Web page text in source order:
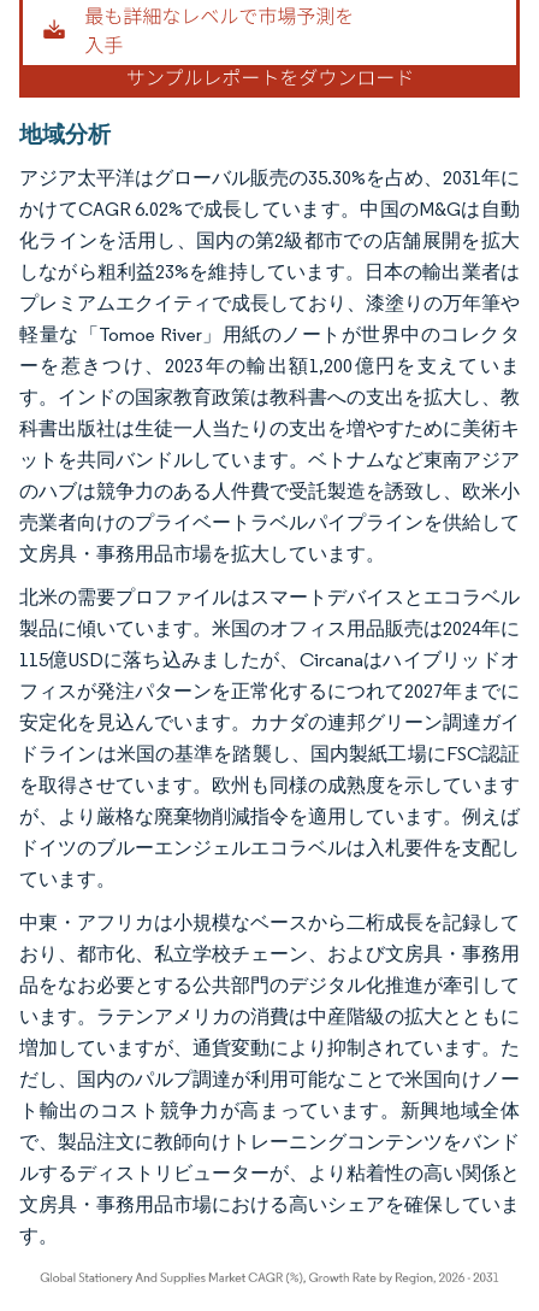
地域分析
アジア太平洋はグローバル販売の35.30%を占め、2031年に
かけてCAGR 6.02%で成長しています。中国のM&Gは自動
化ラインを活用し、国内の第2級都市での店舗展開を拡大
しながら粗利益23%を維持しています。日本の輸出業者は
プレミアムエクイティで成長しており、漆塗りの万年筆や
軽量な「Tomoe River」用紙のノートが世界中のコレクタ
ーを惹きつけ、2023年の輸出額1,200億円を支えていま
す。インドの国家教育政策は教科書への支出を拡大し、教
科書出版社は生徒一人当たりの支出を増やすために美術キ
ットを共同バンドルしています。ベトナムなど東南アジア
のハブは競争力のある人件費で受託製造を誘致し、欧米小
売業者向けのプライベートラベルパイプラインを供給して
文房具・事務用品市場を拡大しています。
北米の需要プロファイルはスマートデバイスとエコラベル
製品に傾いています。米国のオフィス用品販売は2024年に
115億USDに落ち込みましたが、Circanaはハイブリッドオ
フィスが発注パターンを正常化するにつれて2027年までに
安定化を見込んでいます。カナダの連邦グリーン調達ガイ
ドラインは米国の基準を踏襲し、国内製紙工場にFSC認証
を取得させています。欧州も同様の成熟度を示しています
が、より厳格な廃棄物削減指令を適用しています。例えば
ドイツのブルーエンジェルエコラベルは入札要件を支配し
ています。
中東・アフリカは小規模なベースから二桁成長を記録して
おり、都市化、私立学校チェーン、および文房具・事務用
品をなお必要とする公共部門のデジタル化推進が牽引して
います。ラテンアメリカの消費は中産階級の拡大とともに
増加していますが、通貨変動により抑制されています。た
だし、国内のパルプ調達が利用可能なことで米国向けノー
ト輸出のコスト競争力が高まっています。新興地域全体
で、製品注文に教師向けトレーニングコンテンツをバンド
ルするディストリビューターが、より粘着性の高い関係と
文房具・事務用品市場における高いシェアを確保していま
す。